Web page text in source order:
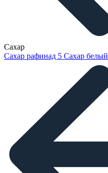
Сахар
Сахар рафинад 5 Сахар белый